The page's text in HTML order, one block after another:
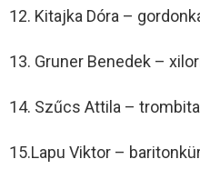
12. Kitajka Dóra –
13. Gruner Benedek –
14. Szűcs Attila –
15.Lapu Viktor –